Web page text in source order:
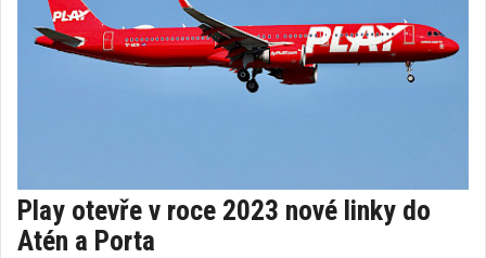
Play otevře v roce 2023 nové linky do
Atén a Porta